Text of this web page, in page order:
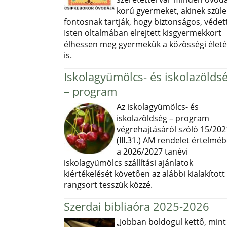
korú gyermeket, akinek
fontosnak tartják, hogy biztonságos,
Isten oltalmában elrejtett kisgyermekkort
élhessen meg gyermekük a közösségi
is.
Iskolagyümölcs- és
– program
Az iskolagyümölcs- és
iskolazöldség – program
végrehajtásáról szóló 15/
(III.31.) AM rendelet
a 2026/2027 tanévi
iskolagyümölcs szállítási ajánlatok
kiértékelését követően az alábbi kialakított
rangsort tesszük közzé.
Szerdai bibliaóra 2025-2026
„Jobban boldogul kettő, mint